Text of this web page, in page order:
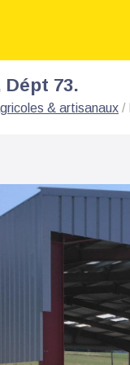
73.
& artisanaux /